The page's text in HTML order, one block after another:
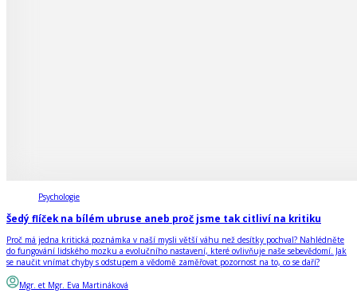
Psychologie
Šedý flíček na bílém ubruse aneb proč jsme tak citliví na kritiku
Proč má jedna kritická poznámka v naší mysli větší váhu než desítky pochval? Nahlédněte
do fungování lidského mozku a evolučního nastavení, které ovlivňuje naše sebevědomí. Jak
se naučit vnímat chyby s odstupem a vědomě zaměřovat pozornost na to, co se daří?
Mgr. et Mgr. Eva Martináková